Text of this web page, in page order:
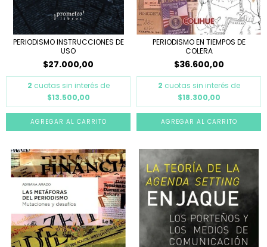
PERIODISMO INSTRUCCIONES DE
USO
$27.000,00
2 cuotas sin interés de
$13.500,00
PERIODISMO EN TIEMPOS DE
COLERA
$36.600,00
2 cuotas sin interés de
$18.300,00